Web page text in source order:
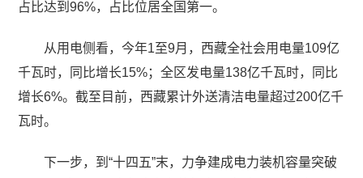
占比达到96%，占比位居全国第一。
从用电侧看，今年1至9月，西藏全社会用电量109亿
千瓦时，同比增长15%；全区发电量138亿千瓦时，同比
增长6%。截至目前，西藏累计外送清洁电量超过200亿千
瓦时。
下一步，到“十四五”末，力争建成电力装机容量突破